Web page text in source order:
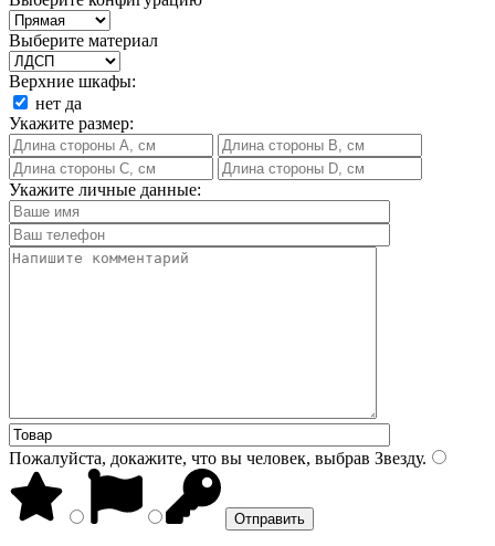
Выберите материал
Верхние шкафы:
нет да
Укажите размер:
Укажите личные данные:
Пожалуйста, докажите, что вы человек, выбрав Звезду.